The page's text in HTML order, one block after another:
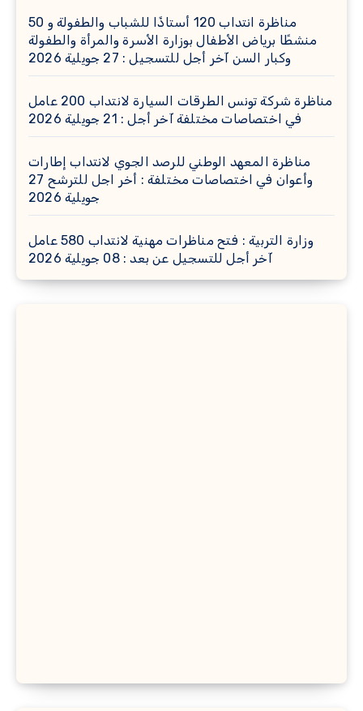
مناظرة انتداب 120 أستاذًا للشباب والطفولة و 50
منشطًا برياض الأطفال بوزارة الأسرة والمرأة والطفولة
وكبار السن آخر أجل للتسجيل : 27 جويلية 2026
مناظرة شركة تونس الطرقات السيارة لانتداب 200 عامل
في اختصاصات مختلفة آخر أجل : 21 جويلية 2026
مناظرة المعهد الوطني للرصد الجوي لانتداب إطارات
وأعوان في اختصاصات مختلفة : أخر اجل للترشح 27
جويلية 2026
وزارة التربية : فتح مناظرات مهنية لانتداب 580 عامل
آخر أجل للتسجيل عن بعد : 08 جويلية 2026